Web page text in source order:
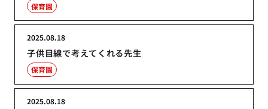
保育園
子供目線で考えてくれる先生
2025.08.18
保育園
2025.08.18